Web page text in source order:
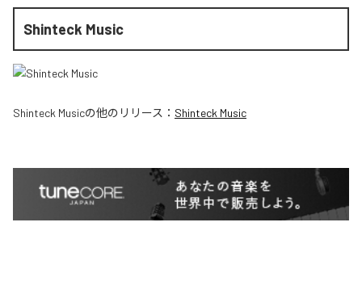
Shinteck Music
Shinteck Musicの他のリリース： Shinteck Music